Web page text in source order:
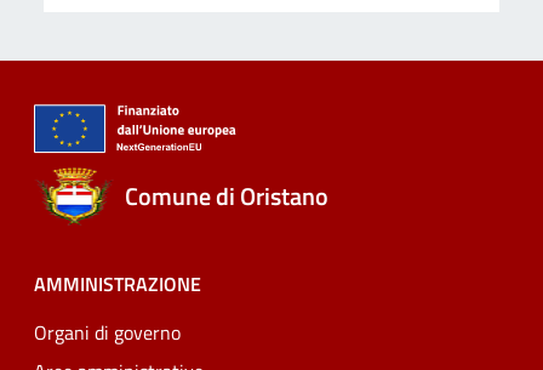
Comune di Oristano
AMMINISTRAZIONE
Organi di governo